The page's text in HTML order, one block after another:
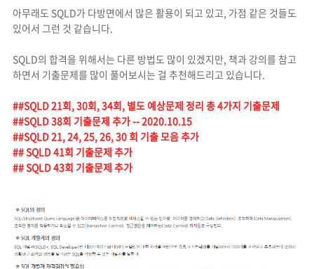
아무래도 SQLD가 다방면에서 많은 활용이 되고 있고, 가점 같은 것들도
있어서 그런 것 같습니다.
SQLD의 합격을 위해서는 다른 방법도 많이 있겠지만, 책과 강의를 참고
하면서 기출문제를 많이 풀어보시는 걸 추천해드리고 있습니다.
##SQLD 21회, 30회, 34회, 별도 예상문제 정리 총 4가지 기출문제
##SQLD 38회 기출문제 추가 -- 2020.10.15
##SQLD 21, 24, 25, 26, 30 회 기출 모음 추가
## SQLD 41회 기출문제 추가
## SQLD 43회 기출문제 추가